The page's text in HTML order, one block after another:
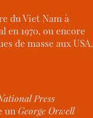
du Viet Nam à
1970, ou encore
de masse aux USA,
Press
unGeorge Orwell